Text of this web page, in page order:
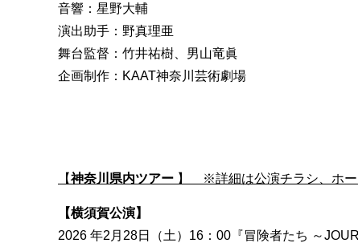
音響：星野大輔
演出助手：野真理亜
舞台監督：竹井祐樹、男山竜眞
企画制作：KAAT神奈川芸術劇場
【神奈川県内ツアー 】 ※詳細は公演チラシ、ホー
【横須賀公演】
2026 年2月28日（土）16：00『冒険者たち ～